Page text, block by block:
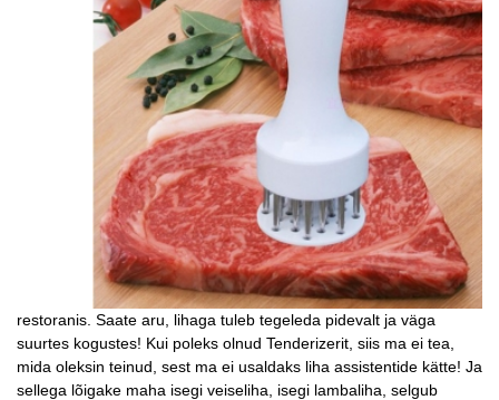
restoranis. Saate aru, lihaga tuleb tegeleda pidevalt ja väga
suurtes kogustes! Kui poleks olnud Tenderizerit, siis ma ei tea,
mida oleksin teinud, sest ma ei usaldaks liha assistentide kätte! Ja
sellega lõigake maha isegi veiseliha, isegi lambaliha, selgub